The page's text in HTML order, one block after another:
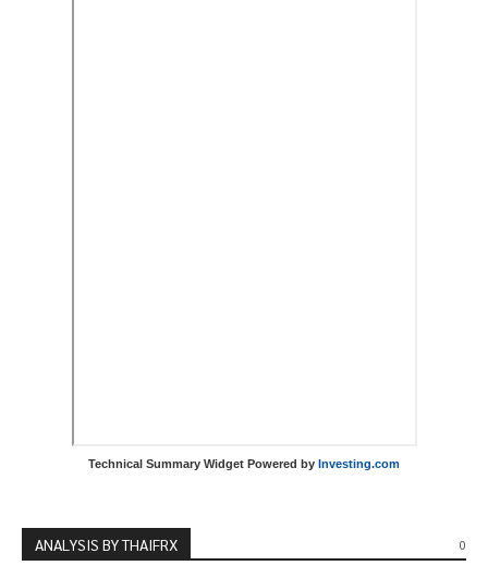
Technical Summary Widget Powered by Investing.com
0
ANALYSIS BY THAIFRX